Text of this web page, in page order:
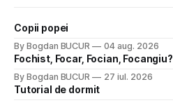
Copii popei
By Bogdan BUCUR 04 aug. 2026
Fochist, Focar, Focian, Focangiu?
By Bogdan BUCUR 27 iul. 2026
Tutorial de dormit